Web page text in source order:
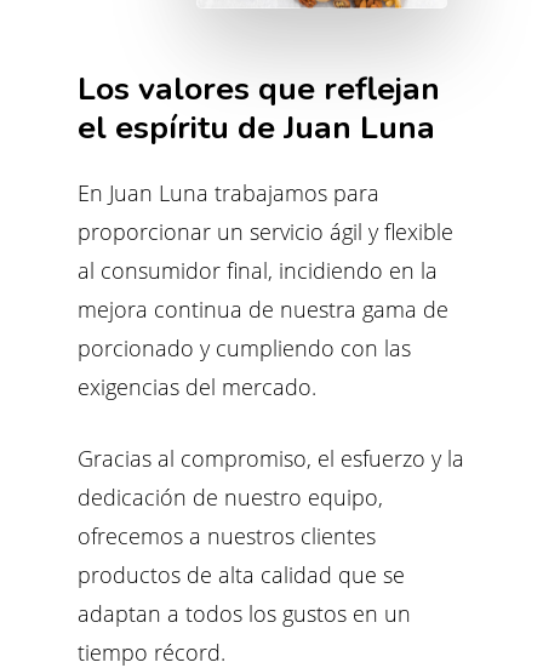
Los valores que reflejan
el espíritu deJuan Luna
En Juan Luna trabajamos para
proporcionar un servicio ágil y flexible
al consumidor final, incidiendo en la
mejora continua de nuestra gama de
porcionado y cumpliendo con las
exigencias del mercado.
Gracias al compromiso, el esfuerzo y la
dedicación de nuestro equipo,
ofrecemos a nuestros clientes
productos de alta calidad que se
adaptan a todos los gustos en un
tiempo récord.